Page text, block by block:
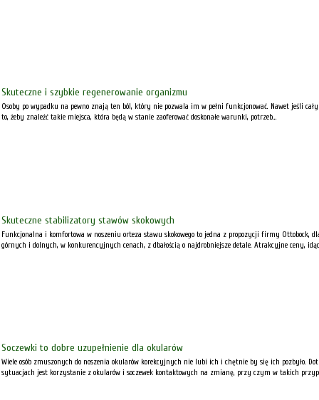
Skuteczne i szybkie regenerowanie organizmu
Osoby po wypadku na pewno znają ten ból, który nie pozwala im w pełni funkcjonować. Nawet jeśli
to, żeby znaleźć takie miejsca, która będą w stanie zaoferować doskonałe warunki, potrzeb...
Skuteczne stabilizatory stawów skokowych
Funkcjonalna i komfortowa w noszeniu orteza stawu skokowego to jedna z propozycji firmy Ottobock,
górnych i dolnych, w konkurencyjnych cenach, z dbałością o najdrobniejsze detale. Atrakcyjne ceny,
Soczewki to dobre uzupełnienie dla okularów
Wiele osób zmuszonych do noszenia okularów korekcyjnych nie lubi ich i chętnie by się ich pozbyło.
sytuacjach jest korzystanie z okularów i soczewek kontaktowych na zmianę, przy czym w takich